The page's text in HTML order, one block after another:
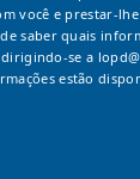
você e prestar-lhe
saber quais
se a
estão